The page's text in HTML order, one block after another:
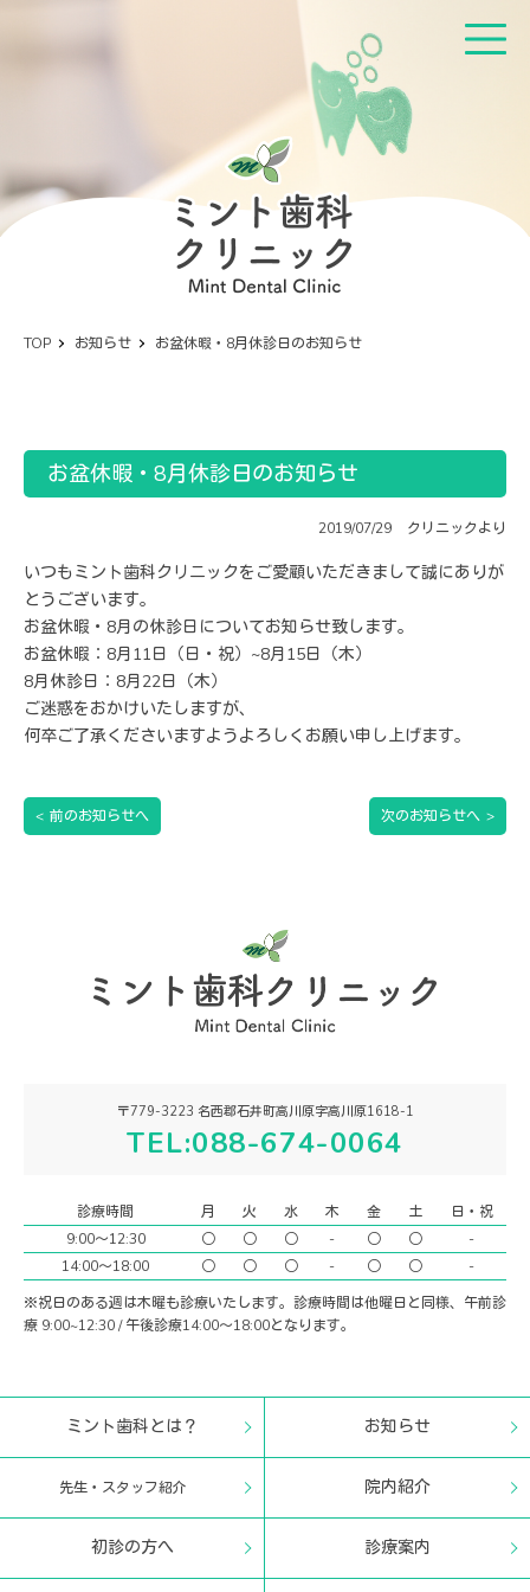
TOP お知らせ お盆休暇・8月休診日のお知らせ
お盆休暇・8月休診日のお知らせ
2019/07/29 クリニックより
いつもミント歯科クリニックをご愛顧いただきまして誠にありが
とうございます。
お盆休暇・8月の休診日についてお知らせ致します。
お盆休暇：8月11日（日・祝）~8月15日（木）
8月休診日：8月22日（木）
ご迷惑をおかけいたしますが、
何卒ご了承くださいますようよろしくお願い申し上げます。
< 前のお知らせへ 次のお知らせへ >
〒779-3223 名西郡石井町高川原字高川原1618-1
TEL:088-674-0064
診療時間 月 火 水 木 金 土
日・祝
9:00〜12:30
○ ○ ○ - ○ ○
-
14:00〜18:00
○ ○ ○ - ○ ○
-
※祝日のある週は木曜も診療いたします。診療時間は他曜日と同様、午前診
療 9:00~12:30 / 午後診療14:00〜18:00となります。
ミント歯科とは？ お知らせ
先生・スタッフ紹介 院内紹介
初診の方へ 診療案内